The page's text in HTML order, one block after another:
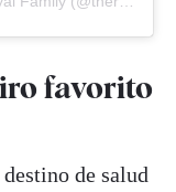
favorito
de salud